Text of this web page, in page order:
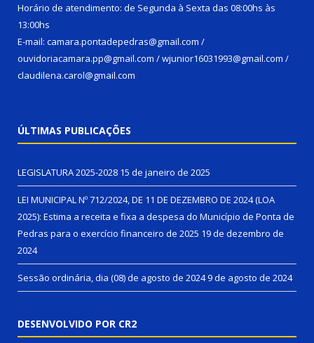
Horário de atendimento: de Segunda à Sexta das 08:00hs às
13:00hs
E-mail: camara.pontadepedras@gmail.com /
ouvidoriacamara.pp@gmail.com / wjunior16031993@gmail.com /
claudilena.carol@gmail.com
ÚLTIMAS PUBLICAÇÕES
LEGISLATURA 2025-2028 15 de janeiro de 2025
LEI MUNICIPAL Nº 712/2024, DE 11 DE DEZEMBRO DE 2024 (LOA
2025): Estima a receita e fixa a despesa do Município de Ponta de
Pedras para o exercício financeiro de 2025 19 de dezembro de
2024
Sessão ordinária, dia (08) de agosto de 20249 de agosto de 2024
DESENVOLVIDO POR CR2